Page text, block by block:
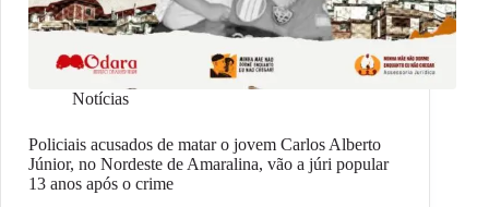
Notícias
Policiais acusados de matar o jovem Carlos Alberto
Júnior, no Nordeste de Amaralina, vão a júri popular
13 anos após o crime